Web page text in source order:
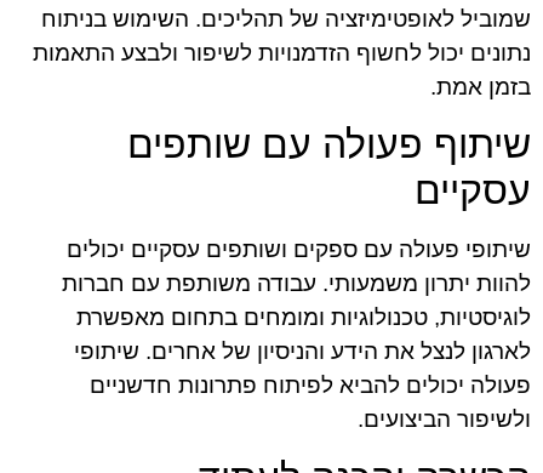
שמוביל לאופטימיזציה של תהליכים. השימוש בניתוח
נתונים יכול לחשוף הזדמנויות לשיפור ולבצע התאמות
בזמן אמת.
שיתוף פעולה עם שותפים
עסקיים
שיתופי פעולה עם ספקים ושותפים עסקיים יכולים
להוות יתרון משמעותי. עבודה משותפת עם חברות
לוגיסטיות, טכנולוגיות ומומחים בתחום מאפשרת
לארגון לנצל את הידע והניסיון של אחרים. שיתופי
פעולה יכולים להביא לפיתוח פתרונות חדשניים
ולשיפור הביצועים.